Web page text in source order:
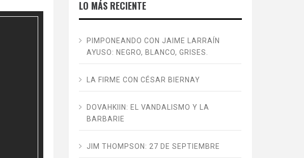
LO MÁS RECIENTE
PIMPONEANDO CON JAIME LARRAÍN
AYUSO: NEGRO, BLANCO, GRISES.
LA FIRME CON CÉSAR BIERNAY
DOVAHKIIN: EL VANDALISMO Y LA
BARBARIE
JIM THOMPSON: 27 DE SEPTIEMBRE